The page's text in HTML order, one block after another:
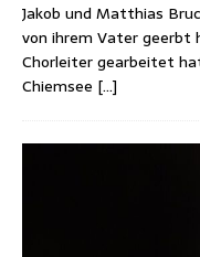
Jakob und Matthias
von ihrem Vater geerbt
Chorleiter gearbeitet
Chiemsee […]